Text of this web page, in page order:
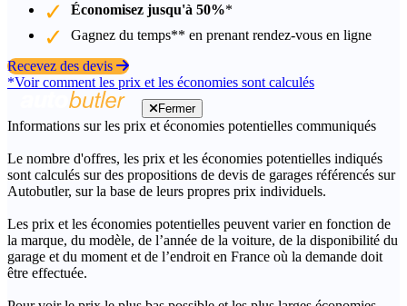
Économisez jusqu'à 50%*
Gagnez du temps** en prenant rendez-vous en ligne
Recevez des devis
*Voir comment les prix et les économies sont calculés
Fermer
Informations sur les prix et économies potentielles communiqués
Le nombre d'offres, les prix et les économies potentielles indiqués
sont calculés sur des propositions de devis de garages référencés sur
Autobutler, sur la base de leurs propres prix individuels.
Les prix et les économies potentielles peuvent varier en fonction de
la marque, du modèle, de l’année de la voiture, de la disponibilité du
garage et du moment et de l’endroit en France où la demande doit
être effectuée.